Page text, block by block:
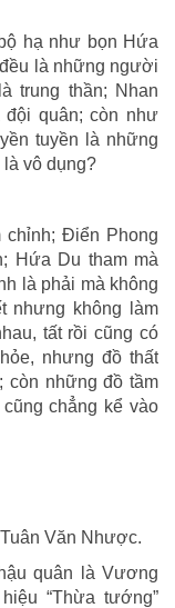
hạ như bọn Hứa
là những người
trung thần; Nhan
quân; còn như
tuyền là những
vô dụng?
chỉnh; Điển Phong
Hứa Du tham mà
là phải mà không
nhưng không làm
tất rồi cũng có
nhưng đồ thất
còn những đồ tầm
chẳng kể vào
Văn Nhược.
quân là Vương
“Thừa tướng”